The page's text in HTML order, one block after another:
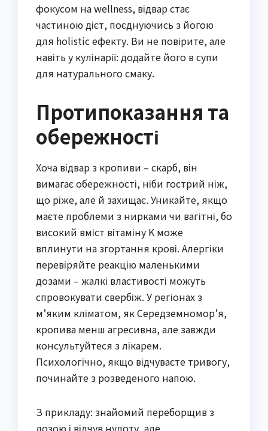
фокусом на wellness, відвар стає
частиною дієт, поєднуючись з йогою
для holistic ефекту. Ви не повірите, але
навіть у кулінарії: додайте його в супи
для натурального смаку.
Протипоказання та
обережності
Хоча відвар з кропиви – скарб, він
вимагає обережності, ніби гострий ніж,
що ріже, але й захищає. Уникайте, якщо
маєте проблеми з нирками чи вагітні, бо
високий вміст вітаміну K може
вплинути на згортання крові. Алергіки
перевіряйте реакцію маленькими
дозами – жалкі властивості можуть
спровокувати свербіж. У регіонах з
м’яким кліматом, як Середземномор’я,
кропива менш агресивна, але завжди
консультуйтеся з лікарем.
Психологічно, якщо відчуваєте тривогу,
починайте з розведеного напою.
З прикладу: знайомий переборщив з
дозою і відчув нудоту, але